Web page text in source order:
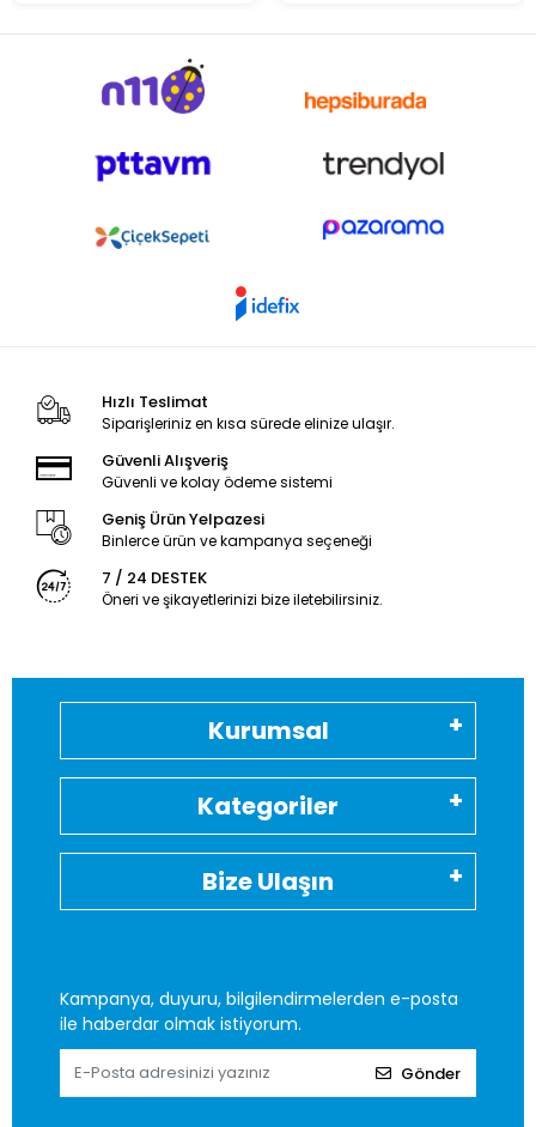
Hızlı Teslimat
Siparişleriniz en kısa sürede elinize ulaşır.
Güvenli Alışveriş
Güvenli ve kolay ödeme sistemi
Geniş Ürün Yelpazesi
Binlerce ürün ve kampanya seçeneği
7 / 24 DESTEK
Öneri ve şikayetlerinizi bize iletebilirsiniz.
Kurumsal
Kategoriler
Bize Ulaşın
Kampanya, duyuru, bilgilendirmelerden e-posta
ile haberdar olmak istiyorum.
Gönder